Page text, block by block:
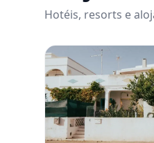
Hotéis, resorts e